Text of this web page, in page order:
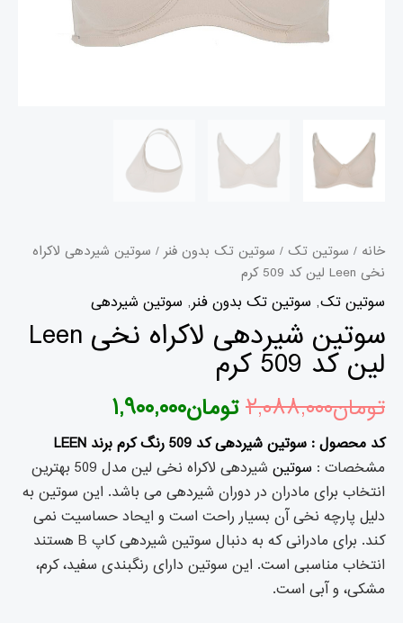
خانه / سوتین تک / سوتین تک بدون فنر / سوتین شیردهی لاکراه
نخی Leen لین کد 509 کرم
سوتین تک, سوتین تک بدون فنر, سوتین شیردهی
سوتین شیردهی لاکراه نخی Leen
لین کد 509 کرم
تومان۲,۰۸۸,۰۰۰تومان۱,۹۰۰,۰۰۰
کد محصول : سوتین شیردهی کد 509 رنگ کرم برند LEEN
مشخصات : سوتین
شیردهی لاکراه نخی لین مدل 509 بهترین
انتخاب برای مادران در دوران شیردهی می باشد. این سوتین به
دلیل پارچه نخی آن بسیار راحت است و ایحاد حساسیت نمی
کند. برای مادرانی که به دنبال سوتین شیردهی کاپ B هستند
انتخاب مناسبی است. این سوتین دارای رنگبندی سفيد، کرم،
مشکی، و آبی است.